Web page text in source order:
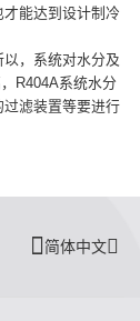
能达到设计制冷
，系统对水分及
R404A系统水分
滤装置等要进行
简体中文